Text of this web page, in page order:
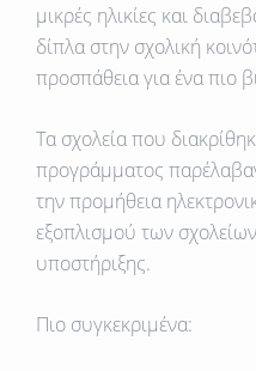
μικρές ηλικίες και
δίπλα στην σχολική
προσπάθεια για ένα πιο
Τα σχολεία που
προγράμματος
την προμήθεια
εξοπλισμού των
υποστήριξης.
Πιο συγκεκριμένα: